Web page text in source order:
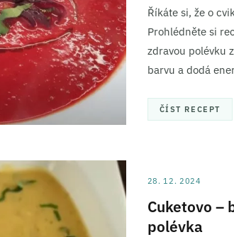
odstraňování chyb,
Ukládání a sdělování voleb
Říkáte si, že o
Prohlédněte si
zdravou polévku
barvu a dodá
ČÍST RECEPT
28. 12. 2024
Cuketovo –
polévka